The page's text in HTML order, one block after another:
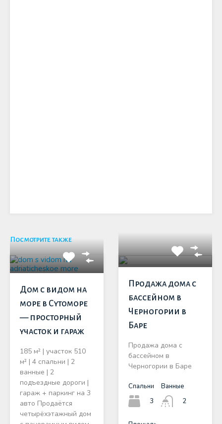
Посмотрите также
Дом с видом на
море в Сутоморе
— просторный
участок и гараж
185 м² | участок 510
м² | 4 спальни | 2
ванные | 2
подъездные дороги |
гараж + паркинг на 3
авто Продаётся
четырёхэтажный дом
Продажа дома с
бассейном в
Черногории в
Баре
Продажа дома с
бассейном в
Черногории в Баре
Спальни
3
Ванные
2